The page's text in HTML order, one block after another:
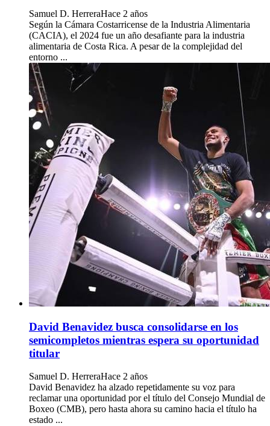
Samuel D. HerreraHace 2 años
Según la Cámara Costarricense de la Industria Alimentaria
(CACIA), el 2024 fue un año desafiante para la industria
alimentaria de Costa Rica. A pesar de la complejidad del
entorno ...
David Benavidez busca consolidarse en los
semicompletos mientras espera su oportunidad
titular
Samuel D. HerreraHace 2 años
David Benavidez ha alzado repetidamente su voz para
reclamar una oportunidad por el título del Consejo Mundial de
Boxeo (CMB), pero hasta ahora su camino hacia el título ha
estado ...